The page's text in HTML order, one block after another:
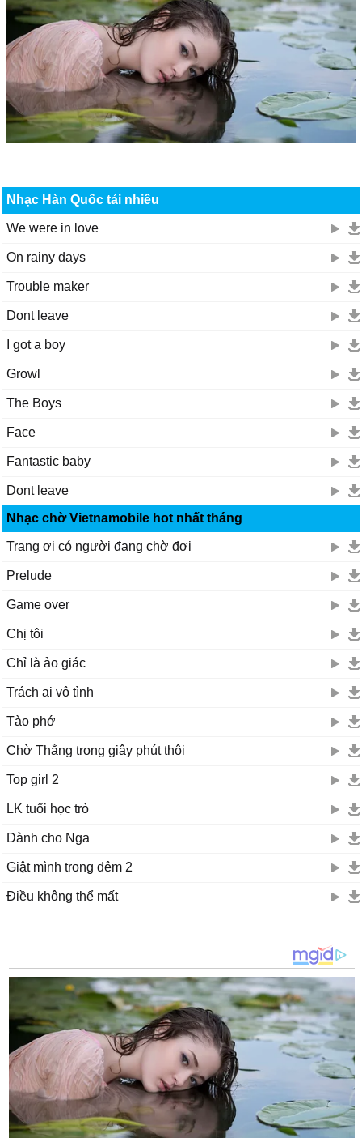
Nhạc Hàn Quốc tải nhiều
We were in love
On rainy days
Trouble maker
Dont leave
I got a boy
Growl
The Boys
Face
Fantastic baby
Dont leave
Nhạc chờ Vietnamobile hot nhất tháng
Trang ơi có người đang chờ đợi
Prelude
Game over
Chị tôi
Chỉ là ảo giác
Trách ai vô tình
Tào phớ
Chờ Thắng trong giây phút thôi
Top girl 2
LK tuổi học trò
Dành cho Nga
Giật mình trong đêm 2
Điều không thể mất